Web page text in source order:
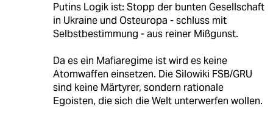
Putins Logik ist: Stopp der bunten Gesellschaft
in Ukraine und Osteuropa - schluss mit
Selbstbestimmung - aus reiner Mißgunst.
Da es ein Mafiaregime ist wird es keine
Atomwaffen einsetzen. Die Silowiki FSB/GRU
sind keine Märtyrer, sondern rationale
Egoisten, die sich die Welt unterwerfen wollen.